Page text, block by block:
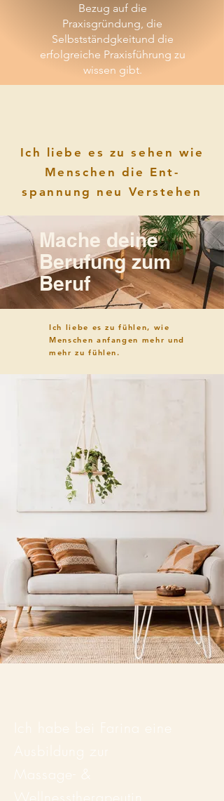
Bezug auf die
Praxisgründung, die
Selbstständgkeitund die
erfolgreiche Praxisführung zu
wissen gibt.
Ich liebe es zu sehen wie
Menschen die Ent-
spannung neu Verstehen
Mache deine
Berufung zum
Beruf
Ich liebe es zu fühlen, wie
Menschen anfangen mehr und
mehr zu fühlen.
Ich habe bei Farina eine
Ausbildung zur
Massage- &
Wellnesstherapeutin